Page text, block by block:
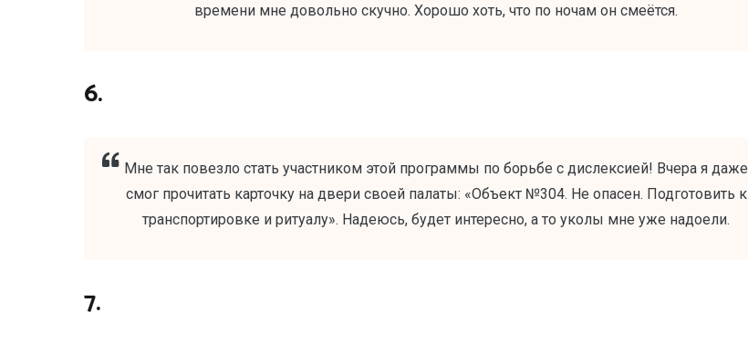
времени мне довольно скучно. Хорошо хоть, что по ночам он смеётся.
6.
Мне так повезло стать участником этой программы по борьбе с дислексией! Вчера я даже
смог прочитать карточку на двери своей палаты: «Объект №304. Не опасен. Подготовить к
транспортировке и ритуалу». Надеюсь, будет интересно, а то уколы мне уже надоели.
7.